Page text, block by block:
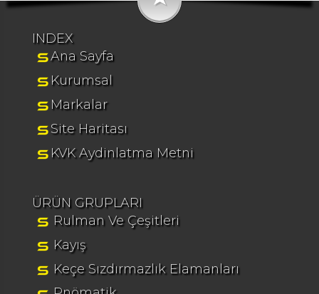
INDEX
Ana Sayfa
Kurumsal
Markalar
Site Haritası
KVK Aydinlatma Metni
ÜRÜN GRUPLARI
Rulman Ve Çeşitleri
Kayış
Keçe Sızdırmazlık Elamanları